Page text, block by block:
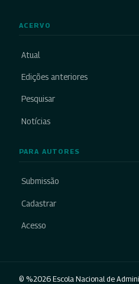
ACERVO
Atual
Edições anteriores
Pesquisar
Notícias
PARA AUTORES
Submissão
Cadastrar
Acesso
© %2026 Escola Nacional de